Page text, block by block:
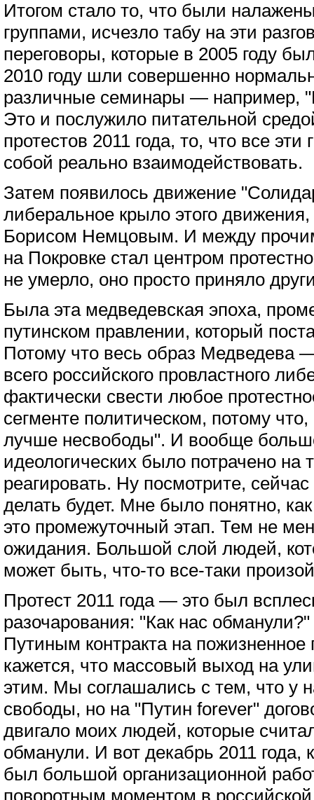
Итогом стало то, что были
группами, исчезло табу на эти
переговоры, которые в 2005 году
2010 году шли совершенно
различные семинары — например,
Это и послужило питательной
протестов 2011 года, то, что все
собой реально взаимодействовать.
Затем появилось движение
либеральное крыло этого
Борисом Немцовым. И между
на Покровке стал центром
не умерло, оно просто приняло
Была эта медведевская эпоха,
путинском правлении, который
Потому что весь образ Медведева
всего российского провластного
фактически свести любое
сегменте политическом, потому
лучше несвободы". И вообще
идеологических было потрачено на
реагировать. Ну посмотрите,
делать будет. Мне было понятно,
это промежуточный этап. Тем не
ожидания. Большой слой людей,
может быть, что-то все-таки
Протест 2011 года — это был
разочарования: "Как нас
Путиным контракта на
кажется, что массовый выход на
этим. Мы соглашались с тем, что у
свободы, но на "Путин forever"
двигало моих людей, которые
обманули. И вот декабрь 2011 года,
был большой организационной
поворотным моментом в